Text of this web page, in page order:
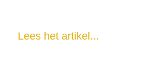
Lees het artikel...